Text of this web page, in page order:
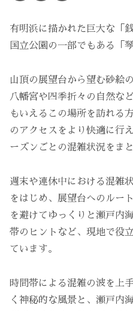
有明浜に描かれた巨大な「
国立公園の一部でもある「
山頂の展望台から望む砂絵
八幡宮や四季折々の自然な
もいえるこの場所を訪れる
のアクセスをより快適に行
ーズンごとの混雑状況をま
週末や連休中における混雑
をはじめ、展望台へのルー
を避けてゆっくりと瀬戸内
帯のヒントなど、現地で役
ています。
時間帯による混雑の波を上
く神秘的な風景と、瀬戸内